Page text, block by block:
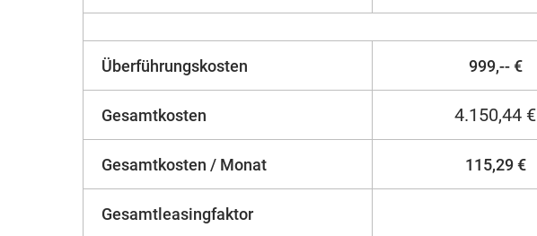
Überführungskosten 999,-- €
Gesamtkosten 4.150,44 €
Gesamtkosten / Monat 115,29 €
Gesamtleasingfaktor